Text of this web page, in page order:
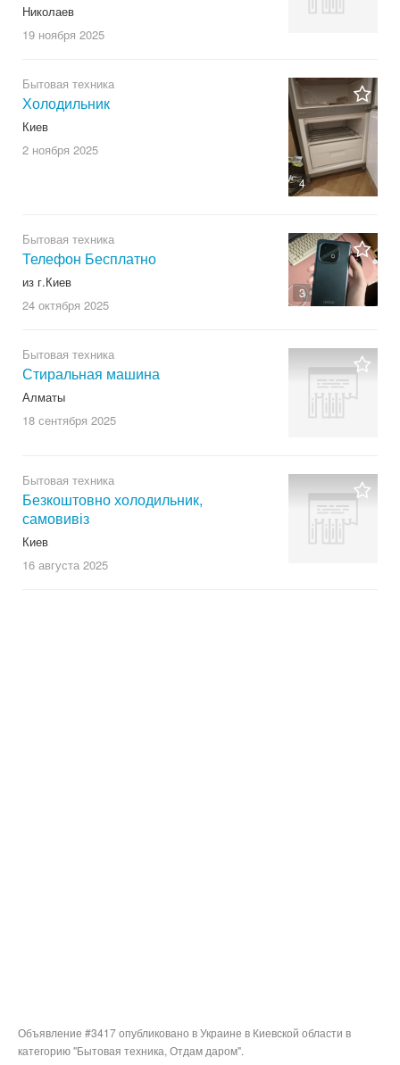
Николаев
19 ноября 2025
4
Бытовая техника
Холодильник
Киев
2 ноября 2025
3
Бытовая техника
Телефон Бесплатно
из г.Киев
24 октября 2025
Бытовая техника
Стиральная машина
Алматы
18 сентября 2025
Бытовая техника
Безкоштовно холодильник,
самовивіз
Киев
16 августа 2025
Объявление #3417 опубликовано в Украине в Киевской области в
категорию "Бытовая техника, Отдам даром".